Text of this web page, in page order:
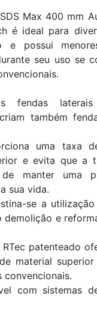
Max 400 mm
é ideal para
e possui
seu uso se
fendas laterais
também
uma taxa
e evita que a
manter uma
sua vida.
se a
demolição e
patenteado
material
convencionais.
com sistemas